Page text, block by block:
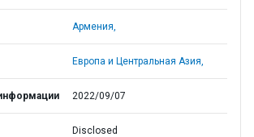
Армения,
Европа и Центральная Азия,
2022/09/07
Disclosed